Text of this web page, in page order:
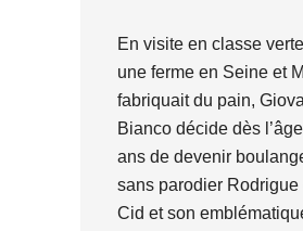
En visite en classe
une ferme en Seine et
fabriquait du pain,
Bianco décide dès
ans de devenir
sans parodier Rodrigue
Cid et son